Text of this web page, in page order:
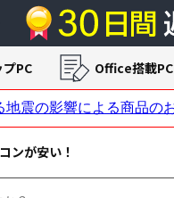
ンが安い！
PC Office搭載PC